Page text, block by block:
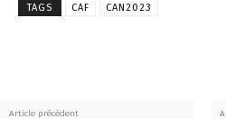
TAGS CAF CAN2023
Article précédent